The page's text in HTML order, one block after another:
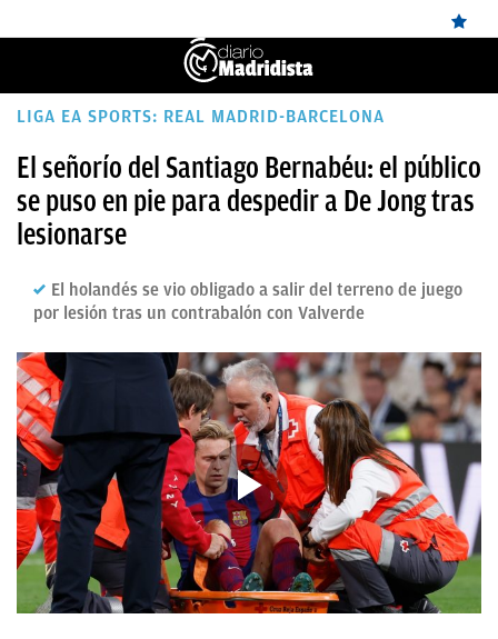
ÚLTIMAS
NOTICIAS
REAL
MADRID
CANTERA
FICHAJES
DIRECTO
FEMENINO
PAPARAZZI
OKDIARIO
LIGA EA SPORTS: REAL MADRID-BARCELONA
El señorío del Santiago Bernabéu: el público
se puso en pie para despedir a De Jong tras
lesionarse
El holandés se vio obligado a salir del terreno de juego
por lesión tras un contrabalón con Valverde